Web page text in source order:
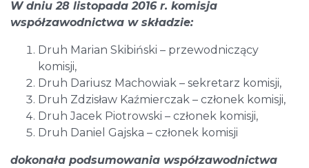
W dniu 28 listopada 2016 r. komisja
współzawodnictwa w składzie:
Druh Marian Skibiński – przewodniczący
komisji,
Druh Dariusz Machowiak – sekretarz komisji,
Druh Zdzisław Kaźmierczak – członek komisji,
Druh Jacek Piotrowski – członek komisji,
Druh Daniel Gajska – członek komisji
dokonała podsumowania współzawodnictwa